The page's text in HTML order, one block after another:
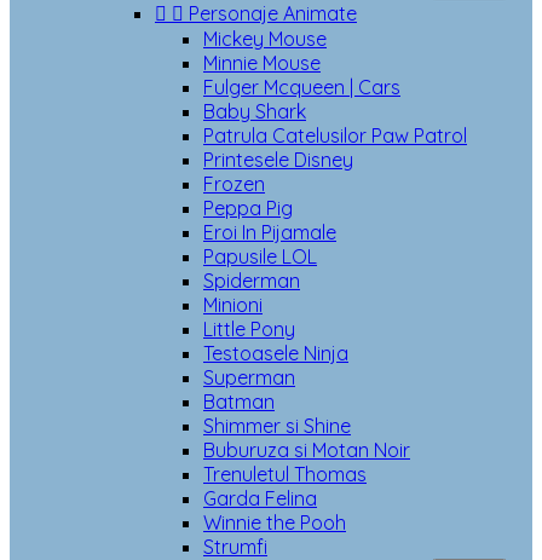
  Personaje Animate
Mickey Mouse
Minnie Mouse
Fulger Mcqueen | Cars
Baby Shark
Patrula Catelusilor Paw Patrol
Printesele Disney
Frozen
Peppa Pig
Eroi In Pijamale
Papusile LOL
Spiderman
Minioni
Little Pony
Testoasele Ninja
Superman
Batman
Shimmer si Shine
Buburuza si Motan Noir
Trenuletul Thomas
Garda Felina
Winnie the Pooh
Strumfi